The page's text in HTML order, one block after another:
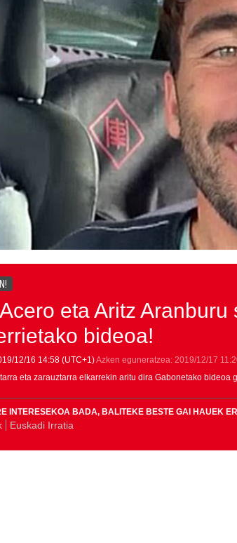
eta Aritz Aranburu
bideoa!
12/16 14:58 (UTC+1)Azken eguneratzea: 2019/12/17
eta zarauztarra elkarrekin aritu dira Gabonetako bideoa
INTERESEKOA BADA, BALITEKE BESTE GAI HAUEK
Euskadi Irratia